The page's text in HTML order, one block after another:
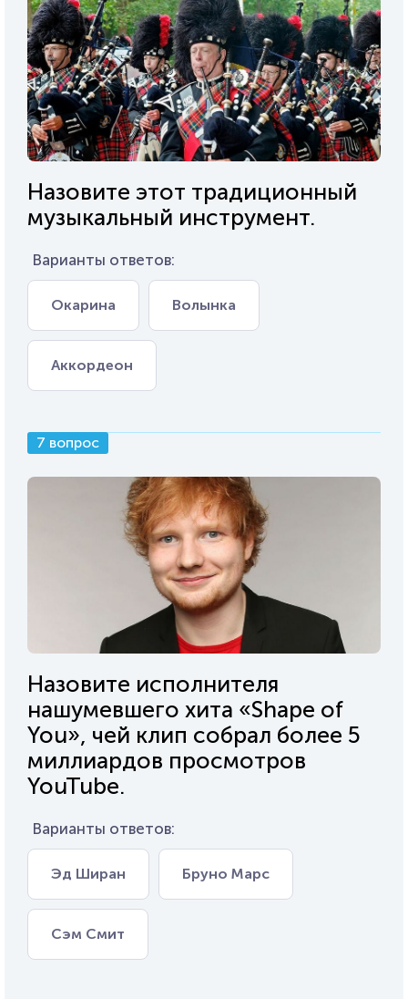
Назовите этот традиционный
музыкальный инструмент.
Варианты ответов:
Окарина Волынка
Аккордеон
7 вопрос
Назовите исполнителя
нашумевшего хита «Shape of
You», чей клип собрал более 5
миллиардов просмотров
YouTube.
Варианты ответов:
Эд Ширан Бруно Марс
Сэм Смит